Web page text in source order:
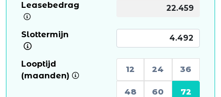
Leasebedrag
Slottermijn
Looptijd
(maanden)
12 24 36
48 60 72